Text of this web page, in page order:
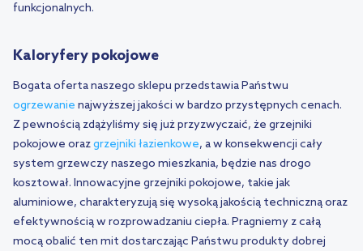
funkcjonalnych.
Kaloryfery pokojowe
Bogata oferta naszego sklepu przedstawia Państwu
ogrzewanie najwyższej jakości w bardzo przystępnych cenach.
Z pewnością zdążyliśmy się już przyzwyczaić, że grzejniki
pokojowe orazgrzejniki łazienkowe, a w konsekwencji cały
system grzewczy naszego mieszkania, będzie nas drogo
kosztował. Innowacyjne grzejniki pokojowe, takie jak
aluminiowe, charakteryzują się wysoką jakością techniczną oraz
efektywnością w rozprowadzaniu ciepła. Pragniemy z całą
mocą obalić ten mit dostarczając Państwu produkty dobrej